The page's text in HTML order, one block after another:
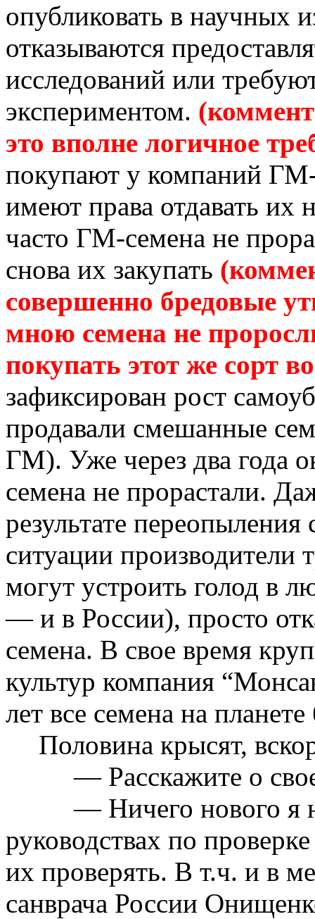
опубликовать в научных
отказываются
исследований или
экспериментом. (к
это вполне логичное
покупают у компаний ГМ-
имеют права отдавать их
часто ГМ-семена не
снова их закупать
совершенно бредовые
мною семена не
покупать этот же сорт
зафиксирован рост
продавали смешанные
ГМ). Уже через два года
семена не прорастали.
результате переопыления
ситуации производители
могут устроить голод в
— и в России), просто
семена. В свое время
культур компания “
лет все семена на
Половина крысят,
— Расскажите о
— Ничего нового я
руководствах по
их проверять. В т.ч. и в
санврача России